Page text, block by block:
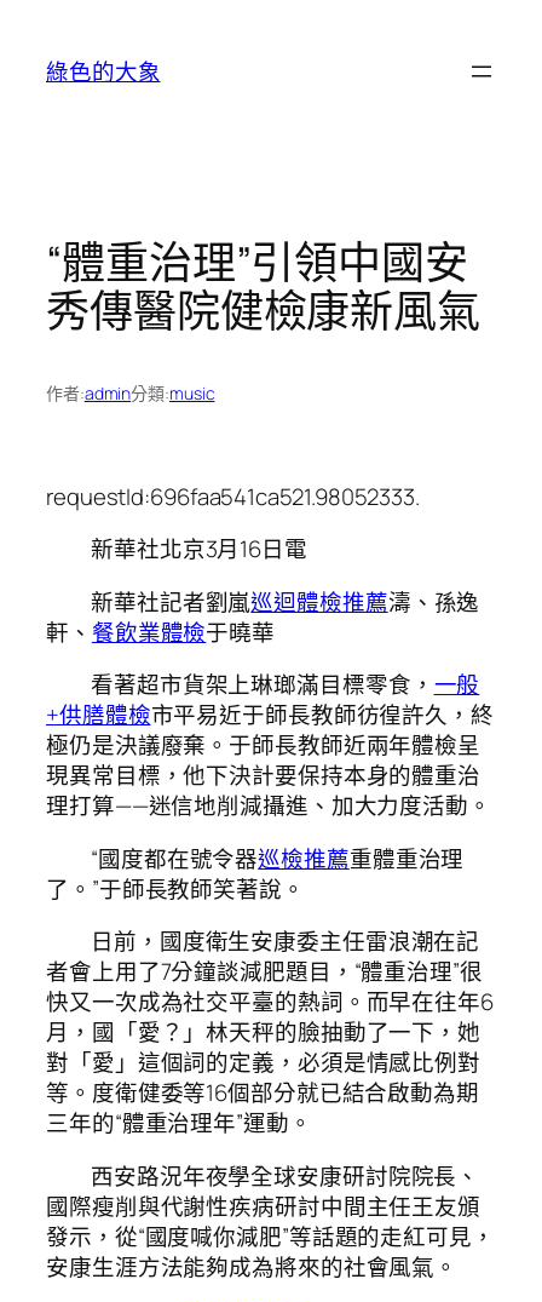
綠色的大象
“體重治理”引領中國安
秀傳醫院健檢康新風氣
作者:admin分類:music
requestId:696faa541ca521.98052333.
新華社北京3月16日電
新華社記者劉嵐巡迴體檢推薦濤、孫逸
軒、 餐飲業體檢于曉華
看著超市貨架上琳瑯滿目標零食， 一般
+供膳體檢市平易近于師長教師彷徨許久，終
極仍是決議廢棄。于師長教師近兩年體檢呈
現異常目標，他下決計要保持本身的體重治
理打算——迷信地削減攝進、加大力度活動。
“國度都在號令器巡檢推薦重體重治理
了。”于師長教師笑著說。
日前，國度衛生安康委主任雷浪潮在記
者會上用了7分鐘談減肥題目，“體重治理”很
快又一次成為社交平臺的熱詞。而早在往年6
月，國「愛？」林天秤的臉抽動了一下，她
對「愛」這個詞的定義，必須是情感比例對
等。度衛健委等16個部分就已結合啟動為期
三年的“體重治理年”運動。
西安路況年夜學全球安康研討院院長、
國際瘦削與代謝性疾病研討中間主任王友頒
發示，從“國度喊你減肥”等話題的走紅可見，
安康生涯方法能夠成為將來的社會風氣。